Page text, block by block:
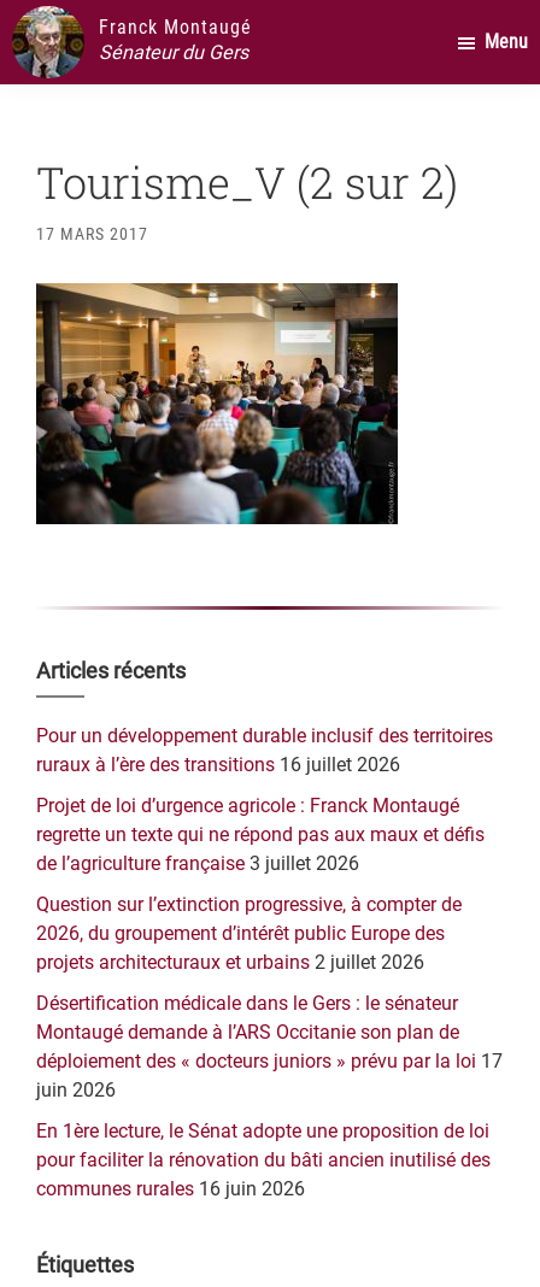
Passer
au
contenu
Passer
la
principale
Passer
au
pied
Franck Montaugé
Sénateur du Gers
Menu
Tourisme_V (2 sur 2)
17 MARS 2017
Barre
latérale
principale
Articles récents
Pour un développement durable inclusif des territoires
ruraux à l’ère des transitions 16 juillet 2026
Projet de loi d’urgence agricole : Franck Montaugé
regrette un texte qui ne répond pas aux maux et défis
de l’agriculture française 3 juillet 2026
Question sur l’extinction progressive, à compter de
2026, du groupement d’intérêt public Europe des
projets architecturaux et urbains 2 juillet 2026
Désertification médicale dans le Gers : le sénateur
Montaugé demande à l’ARS Occitanie son plan de
déploiement des « docteurs juniors » prévu par la loi 17
juin 2026
En 1ère lecture, le Sénat adopte une proposition de loi
pour faciliter la rénovation du bâti ancien inutilisé des
communes rurales 16 juin 2026
Étiquettes